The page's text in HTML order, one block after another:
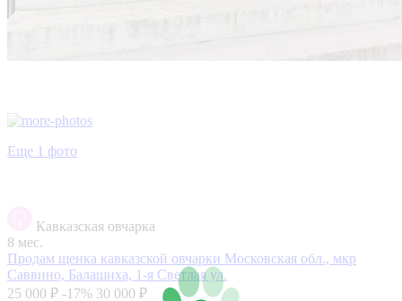
Еще 1 фото
Кавказская овчарка
8 мес.
Продам щенка кавказской овчарки Московская обл., мкр
Саввино, Балашиха, 1-я Светлая ул.
25 000 ₽ -17% 30 000 ₽